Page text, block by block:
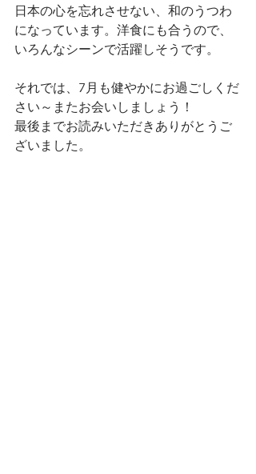
日本の心を忘れさせない、和のうつわ
になっています。洋食にも合うので、
いろんなシーンで活躍しそうです。
それでは、7月も健やかにお過ごしくだ
さい～またお会いしましょう！
最後までお読みいただきありがとうご
ざいました。